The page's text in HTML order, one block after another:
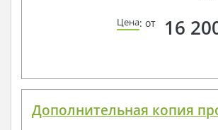
Цена: от 16
Дополнительная копия